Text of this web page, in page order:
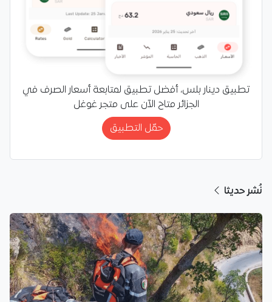
تطبيق دينار بلس، أفضل تطبيق لمتابعة أسعار الصرف في
الجزائر متاح الآن على متجر غوغل
حمّل التطبيق
نُشر حديثا